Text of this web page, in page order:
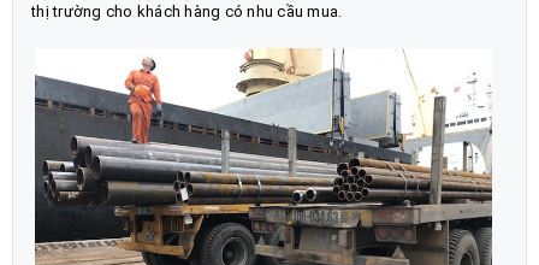
thị trường cho khách hàng có nhu cầu mua.